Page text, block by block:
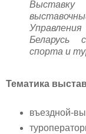
Беларусь
спорта и
Тематика
въездной-